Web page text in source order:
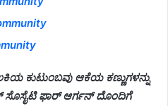
ಕುಟುಂಬವು ಆಕೆಯ ಕಣ್ಣುಗಳನ್ನು
ಸೊಸೈಟಿ ಫಾರ್ ಆರ್ಗನ್ ದೊಂದಿಗೆ